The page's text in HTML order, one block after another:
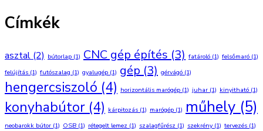
Címkék
asztal(2) bútorlap (1) CNC gép építés(3) fatároló (1) felsőmaró (1)
felújítás (1) futószalag (1) gyalugép (1) gép(3) gérvágó (1)
hengercsiszoló (4) horizontális marógép (1) juhar (1) kinyitható (1)
konyhabútor (4) kárpitozás (1) marógép (1) műhely (5)
neobarokk bútor (1) OSB (1) rétegelt lemez (1) szalagfűrész (1) szekrény(1) tervezés (1)